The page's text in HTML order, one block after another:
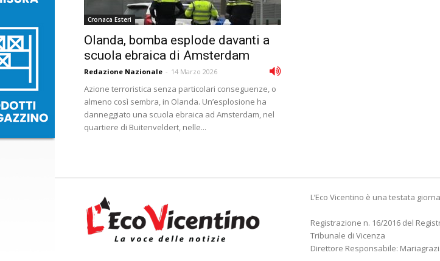
Cronaca Esteri
Olanda, bomba esplode davanti a
scuola ebraica di Amsterdam
Redazione Nazionale - 14 Marzo 2026
Azione terroristica senza particolari conseguenze, o
almeno così sembra, in Olanda. Un’esplosione ha
danneggiato una scuola ebraica ad Amsterdam, nel
quartiere di Buitenveldert, nelle...
L’Eco Vicentino è una testata
Registrazione n. 16/2016 del
Tribunale di Vicenza
Direttore Responsabile: